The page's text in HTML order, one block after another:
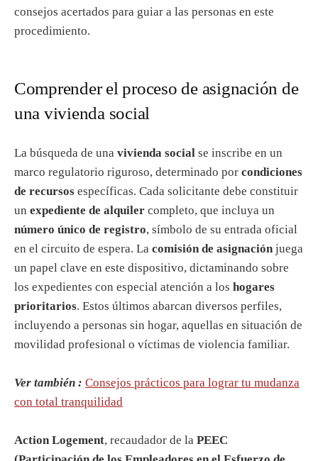
consejos acertados para guiar a las personas en este
procedimiento.
Comprender el proceso de asignación de
una vivienda social
La búsqueda de una vivienda social se inscribe en un
marco regulatorio riguroso, determinado por condiciones
de recursos específicas. Cada solicitante debe constituir
un expediente de alquiler completo, que incluya un
número único de registro, símbolo de su entrada oficial
en el circuito de espera. La comisión de asignaciónjuega
un papel clave en este dispositivo, dictaminando sobre
los expedientes con especial atención a los hogares
prioritarios. Estos últimos abarcan diversos perfiles,
incluyendo a personas sin hogar, aquellas en situación de
movilidad profesional o víctimas de violencia familiar.
Ver también : Consejos prácticos para lograr tu mudanza
con total tranquilidad
Action Logement, recaudador de la PEEC